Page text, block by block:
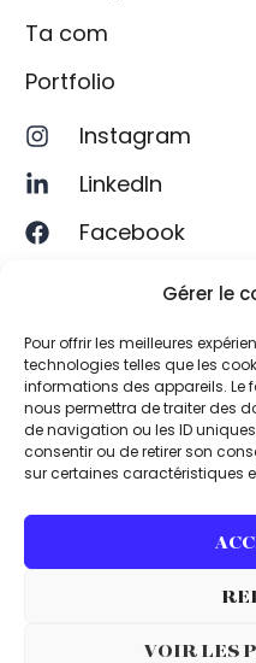
Gérer le
Pour offrir les meilleures
technologies telles que les
informations des appareils. Le
nous permettra de traiter des
de navigation ou les ID
consentir ou de retirer son
sur certaines caractéristiques
VOIR LES
Ta com
Portfolio
Instagram
LinkedIn
Facebook
KLAK, l’agence de
com’ 360° qui fait
vibrer les marques.
Stratégie digitale,
création de contenu,
SEO, SEA, réseaux
sociaux : on propulse
votre visibilité et on
fait résonner votre